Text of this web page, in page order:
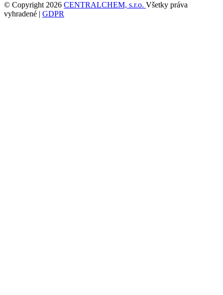
© Copyright 2026 CENTRALCHEM, s.r.o. Všetky práva
vyhradené | GDPR